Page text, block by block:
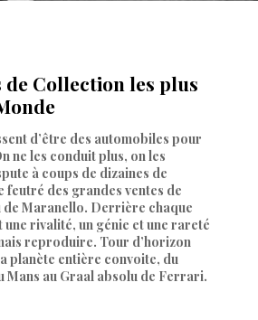
de Collection les plus
d’être des automobiles pour
ne les conduit plus, on les
à coups de dizaines de
feutré des grandes ventes de
Maranello. Derrière chaque
rivalité, un génie et une rareté
reproduire. Tour d’horizon
planète entière convoite, du
au Graal absolu de Ferrari.